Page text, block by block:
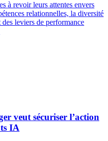
à revoir leurs attentes envers
relationnelles, la diversité
leviers de performance
veut sécuriser l’action
IA